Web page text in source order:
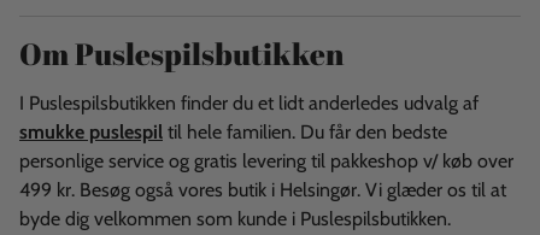
Om Puslespilsbutikken
I Puslespilsbutikken finder du et lidt anderledes udvalg af
smukke puslespil til hele familien. Du får den bedste
personlige service og gratis levering til pakkeshop v/ køb over
499 kr. Besøg også vores butik i Helsingør. Vi glæder os til at
byde dig velkommen som kunde i Puslespilsbutikken.